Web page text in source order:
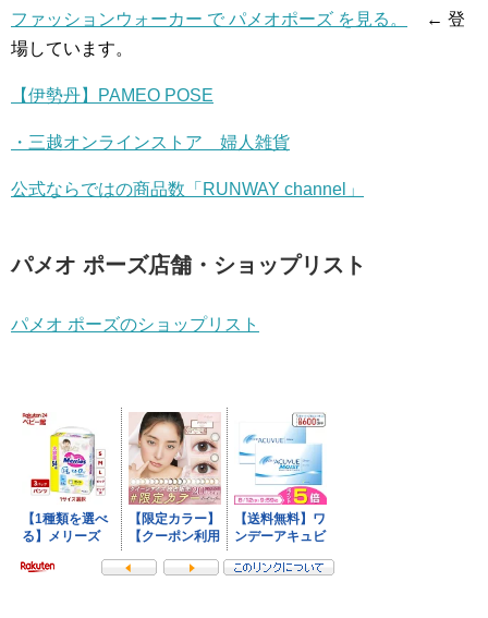
ファッションウォーカー で パメオポーズ を見る。
← 登
場しています。
【伊勢丹】PAMEO POSE
・三越オンラインストア 婦人雑貨
公式ならではの商品数「RUNWAY channel」
パメオ ポーズ店舗・ショップリスト
パメオ ポーズのショップリスト